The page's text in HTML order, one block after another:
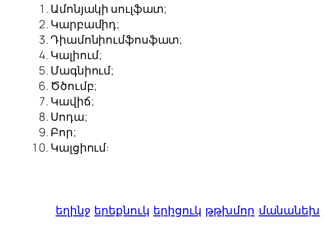
Ամոնյակի սուլֆատ;
Կարբամիդ;
Դիամոնիումֆոսֆատ;
Կալիում;
Մագնիում;
Ծծումբ;
Կավիճ;
Սոդա;
Բոր;
Կալցիում:
եղինջ երեքնուկ երիցուկ թթխմոր մանանեխ